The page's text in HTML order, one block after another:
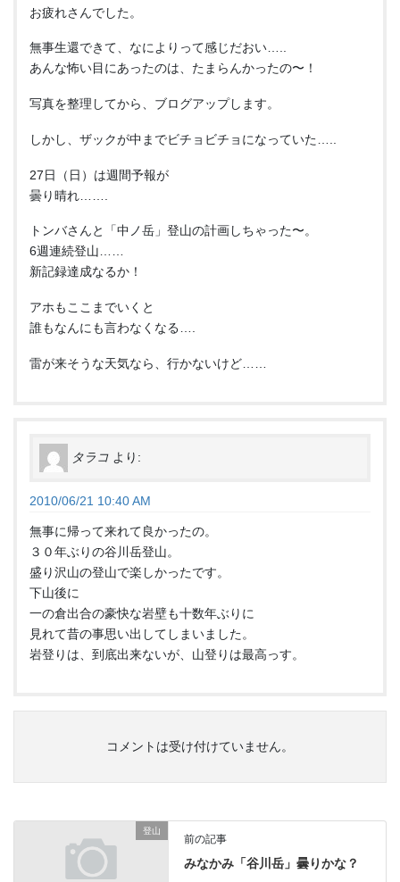
お疲れさんでした。
無事生還できて、なによりって感じだおい…..
あんな怖い目にあったのは、たまらんかったの〜！
写真を整理してから、ブログアップします。
しかし、ザックが中までビチョビチョになっていた…..
27日（日）は週間予報が
曇り晴れ…….
トンバさんと「中ノ岳」登山の計画しちゃった〜。
6週連続登山……
新記録達成なるか！
アホもここまでいくと
誰もなんにも言わなくなる….
雷が来そうな天気なら、行かないけど……
タラコ より:
2010/06/21 10:40 AM
無事に帰って来れて良かったの。
３０年ぶりの谷川岳登山。
盛り沢山の登山で楽しかったです。
下山後に
一の倉出合の豪快な岩壁も十数年ぶりに
見れて昔の事思い出してしまいました。
岩登りは、到底出来ないが、山登りは最高っす。
コメントは受け付けていません。
登山
前の記事
みなかみ「谷川岳」曇りかな？